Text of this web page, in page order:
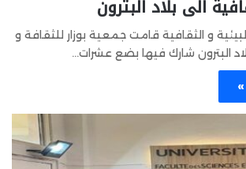
الى بلاد البترون
و الثقافية قامت جمعية بوزار للثقافة و
البترون شارك فيها بضع عشرات…